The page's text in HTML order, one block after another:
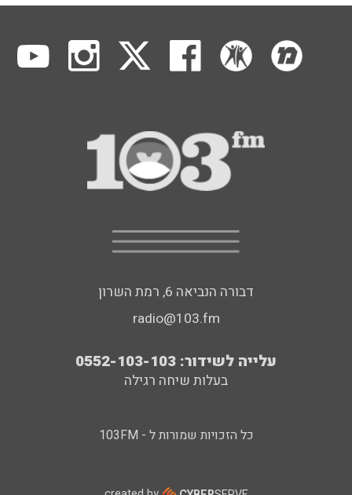
דבורה הנביאה 6, רמת השרון
radio@103.fm
עלייה לשידור: 0552-103-103
בעלות שיחה רגילה
כל הזכויות שמורות ל - 103FM